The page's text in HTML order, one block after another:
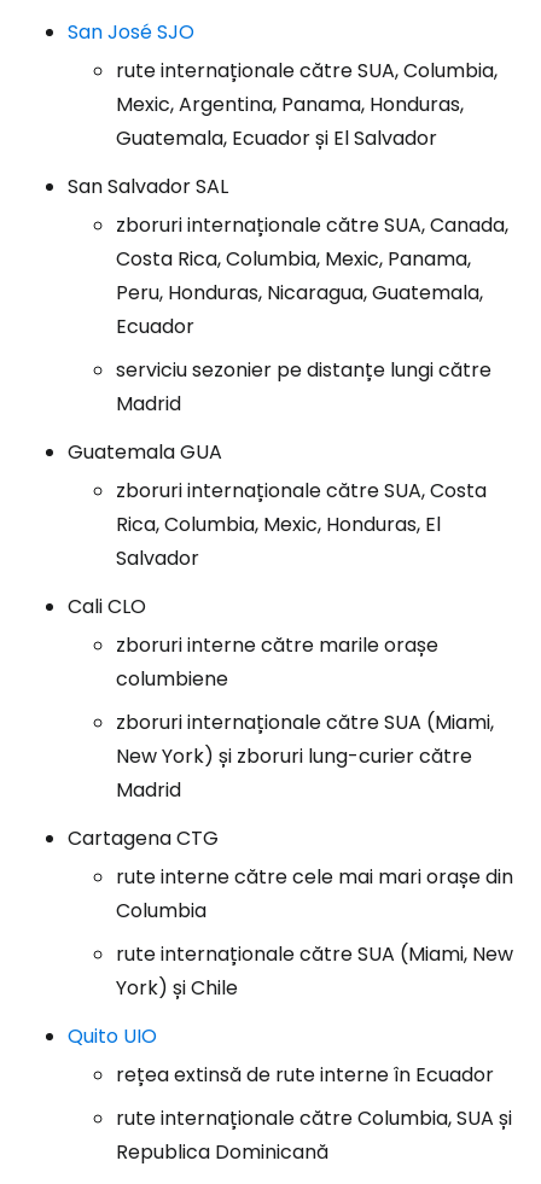
San José SJO
rute internaționale către SUA, Columbia,
Mexic, Argentina, Panama, Honduras,
Guatemala, Ecuador și El Salvador
San Salvador SAL
zboruri internaționale către SUA, Canada,
Costa Rica, Columbia, Mexic, Panama,
Peru, Honduras, Nicaragua, Guatemala,
Ecuador
serviciu sezonier pe distanțe lungi către
Madrid
Guatemala GUA
zboruri internaționale către SUA, Costa
Rica, Columbia, Mexic, Honduras, El
Salvador
Cali CLO
zboruri interne către marile orașe
columbiene
zboruri internaționale către SUA (Miami,
New York) și zboruri lung-curier către
Madrid
Cartagena CTG
rute interne către cele mai mari orașe din
Columbia
rute internaționale către SUA (Miami, New
York) și Chile
Quito UIO
rețea extinsă de rute interne în Ecuador
rute internaționale către Columbia, SUA și
Republica Dominicană